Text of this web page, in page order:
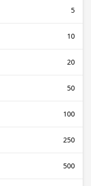
5
10
20
50
100
250
500